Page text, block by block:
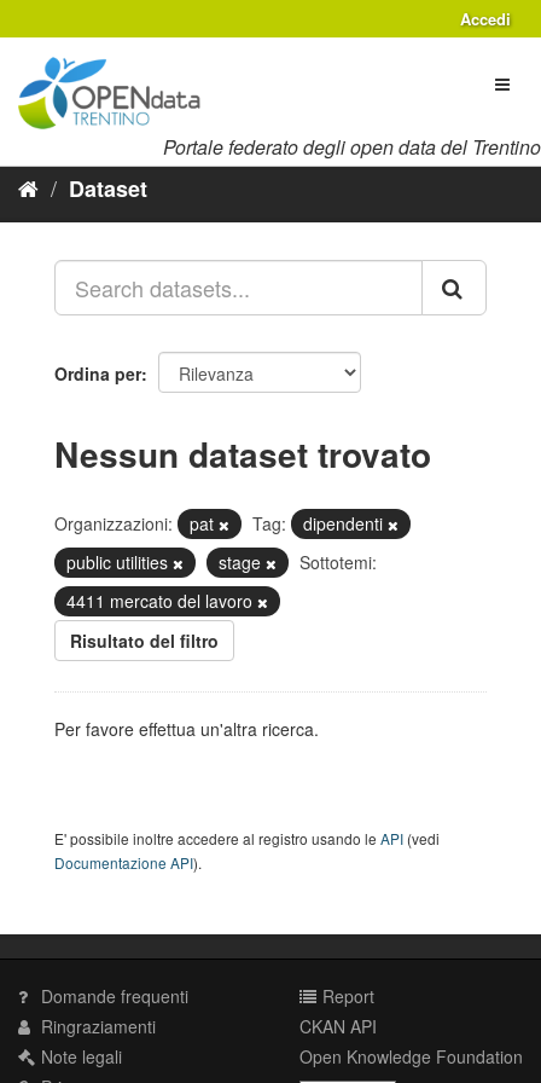
al
contenuto
Accedi
Portale federato degli open data del Trentino
Dataset
Ordina per
Nessun dataset trovato
Organizzazioni: pat Tag:
dipendenti
public utilities
stage
Sottotemi:
4411 mercato del lavoro
Risultato del filtro
Per favore effettua un'altra ricerca.
E' possibile inoltre accedere al registro usando le API (vedi
Documentazione API).
Domande frequenti
Ringraziamenti
Note legali
Report
CKAN API
Open Knowledge Foundation